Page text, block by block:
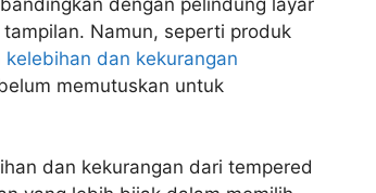
Namun, seperti produk
kelebihan dan kekurangan
memutuskan untuk
dan kekurangan dari tempered